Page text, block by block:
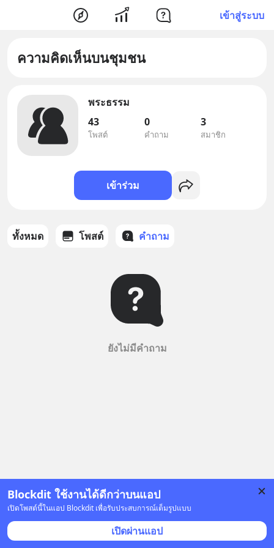
เข้าสู่ระบบ
Blockdit ใช้งานได้ดีกว่าบนแอป
เปิดโพสต์นี้ในแอป Blockdit เพื่อรับประสบการณ์เต็มรูปแบบ
เปิดผ่านแอป
ความคิดเห็นบนชุมชน
พระธรรม
43
โพสต์
0
คำถาม
3
สมาชิก
เข้าร่วม
ทั้งหมด โพสต์ คำถาม
ยังไม่มีคำถาม